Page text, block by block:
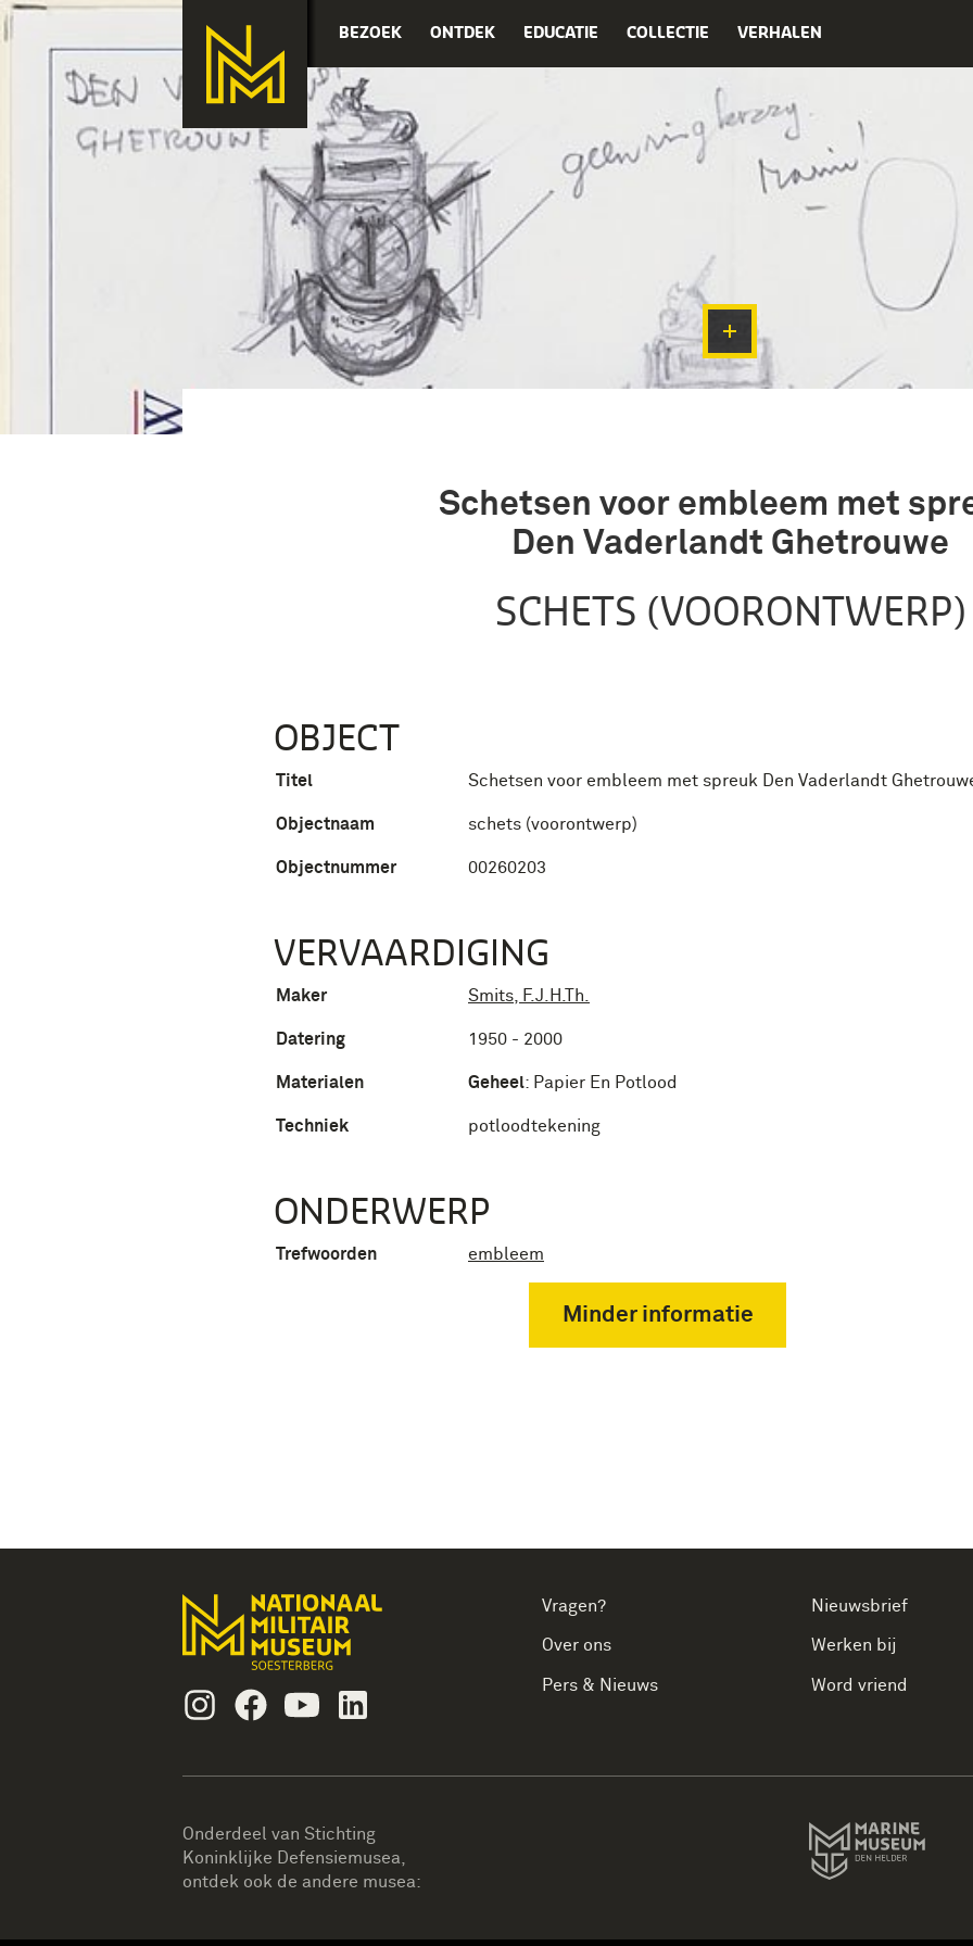
BEZOEK ONTDEK EDUCATIE COLLECTIE VERHALEN
Schetsen voor embleem met
Den Vaderlandt Ghetrouwe
SCHETS (VOORONTWERP)
OBJECT
Titel Schetsen voor embleem met spreuk Den Vaderlandt
Objectnaam schets (voorontwerp)
Objectnummer 00260203
VERVAARDIGING
Maker Smits, F.J.H.Th.
Datering 1950 - 2000
Materialen Geheel: Papier En Potlood
Techniek potloodtekening
ONDERWERP
Trefwoorden embleem
Minder informatie
InstagramFacebookYoutube
Vragen?
Over ons
Pers & Nieuws
Nieuwsbrief
Werken bij
Word vriend
Onderdeel van Stichting
Koninklijke Defensiemusea,
ontdek ook de andere musea: